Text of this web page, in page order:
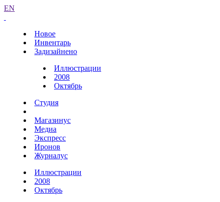
EN
Новое
Инвентарь
Задизайнено
Иллюстрации
2008
Октябрь
Студия
Магазинус
Медиа
Экспресс
Иронов
Журналус
Иллюстрации
2008
Октябрь